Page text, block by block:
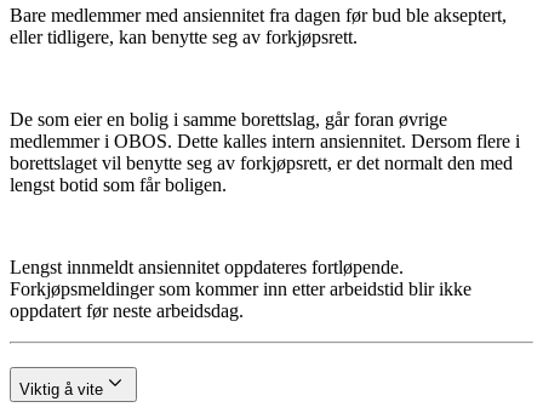
Bare medlemmer med ansiennitet fra dagen før bud ble akseptert,
eller tidligere, kan benytte seg av forkjøpsrett.
De som eier en bolig i samme borettslag, går foran øvrige
medlemmer i OBOS. Dette kalles intern ansiennitet. Dersom flere i
borettslaget vil benytte seg av forkjøpsrett, er det normalt den med
lengst botid som får boligen.
Lengst innmeldt ansiennitet oppdateres fortløpende.
Forkjøpsmeldinger som kommer inn etter arbeidstid blir ikke
oppdatert før neste arbeidsdag.
Viktig å vite